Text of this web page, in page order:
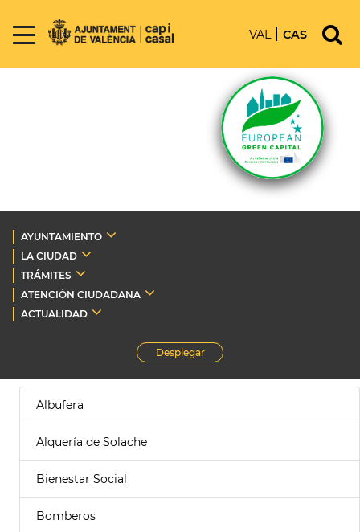
VAL CAS
AYUNTAMIENTO
LA CIUDAD
TRÁMITES
ATENCIÓN CIUDADANA
ACTUALIDAD
Desplegar
Albufera
Alquería de Solache
Bienestar Social
Bomberos